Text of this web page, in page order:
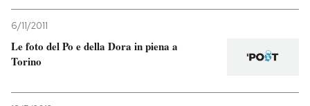
6/11/2011
Le foto del Po e della Dora in piena a
Torino